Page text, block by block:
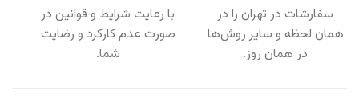
سفارشات در تهران را در
همان لحظه و سایر روش‌ها
در همان روز.
با رعایت شرایط و قوانین در
صورت عدم کارکرد و رضایت
شما.